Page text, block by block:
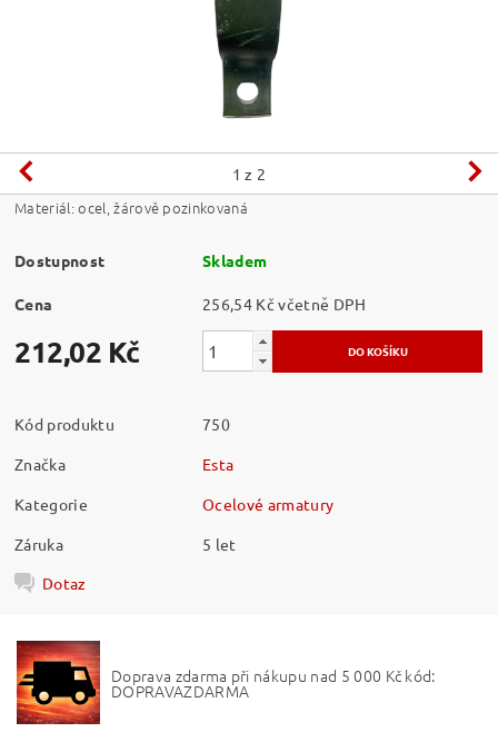
1 z 2
Materiál: ocel, žárově pozinkovaná
Dostupnost Skladem
Cena 256,54 Kč včetně DPH
212,02 Kč
Kód produktu
750
Značka
Esta
Kategorie
Ocelové armatury
Záruka
5 let
Dotaz
Doprava zdarma při nákupu nad 5 000 Kč kód:
DOPRAVAZDARMA